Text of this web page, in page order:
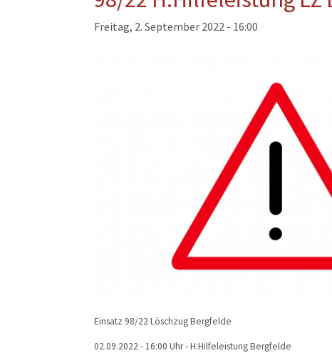
Freitag, 2. September 2022 - 16:00
Einsatz 98/22 Löschzug Bergfelde
02.09.2022 - 16:00 Uhr - H:Hilfeleistung Bergfelde